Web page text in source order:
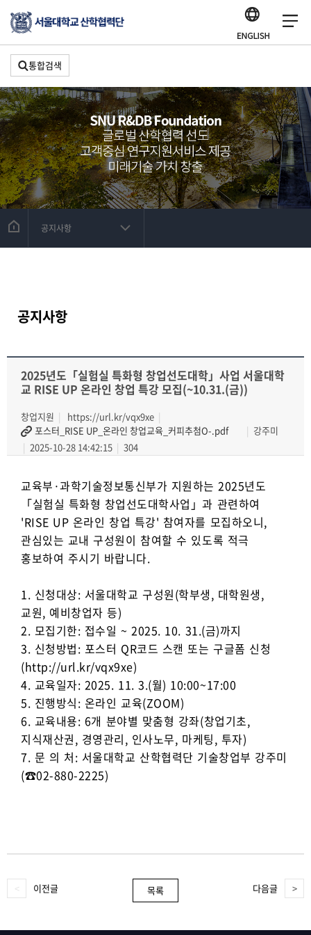
통합검색
공지사항
공지사항
2025년도「실험실 특화형 창업선도대학」사업 서울대학
교 RISE UP 온라인 창업 특강 모집(~10.31.(금))
창업지원
https://url.kr/vqx9xe
포스터_RISE UP_온라인 창업교육_커피추첨O-.pdf
강주미
2025-10-28 14:42:15
304
교육부·과학기술정보통신부가 지원하는 2025년도
「실험실 특화형 창업선도대학사업」과 관련하여
'RISE UP 온라인 창업 특강' 참여자를 모집하오니,
관심있는 교내 구성원이 참여할 수 있도록 적극
홍보하여 주시기 바랍니다.
1. 신청대상: 서울대학교 구성원(학부생, 대학원생,
교원, 예비창업자 등)
2. 모집기한: 접수일 ~ 2025. 10. 31.(금)까지
3. 신청방법: 포스터 QR코드 스캔 또는 구글폼 신청
(http://url.kr/vqx9xe)
4. 교육일자: 2025. 11. 3.(월) 10:00~17:00
5. 진행방식: 온라인 교육(ZOOM)
6. 교육내용: 6개 분야별 맞춤형 강좌(창업기초,
지식재산권, 경영관리, 인사노무, 마케팅, 투자)
7. 문 의 처: 서울대학교 산학협력단 기술창업부 강주미
(☎02-880-2225)
이전글 목록 다음글